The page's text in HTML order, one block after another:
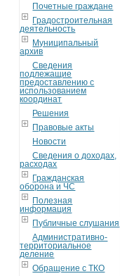
Почетные граждане
Градостроительная
деятельность
Муниципальный
архив
Сведения
подлежащие
предоставлению с
использованием
координат
Решения
Правовые акты
Новости
Сведения о доходах,
расходах
Гражданская
оборона и ЧС
Полезная
информация
Публичные слушания
Административно-
территориальное
деление
Обращение с ТКО